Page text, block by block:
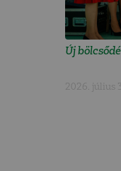
Új
2026. július